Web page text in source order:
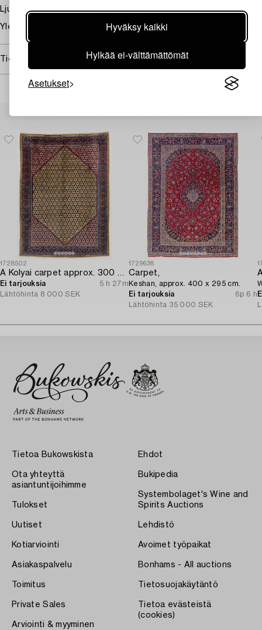
Hyväksy kaikki
Hylkää ei-välttämättömät
Asetukset
Ljus botten med blommigt mönster.
Yleisvaikutelma hyvä.
Tietoa ostamisesta
1728502
A Kolyai carpet approx. 300 x 215 cm.
Ei tarjouksia
5 h 27m
Lähtöhinta 8 000 SEK
1729638
Carpet,
Keshan, approx. 400 x 295 cm.
Ei tarjouksia
6p 6 h
Lähtöhinta 35 000 SEK
Tietoa Bukowskista
Ota yhteyttä
asiantuntijoihimme
Tulokset
Uutiset
Kotiarviointi
Asiakaspalvelu
Toimitus
Private Sales
Arviointi & myyminen
Ehdot
Bukipedia
Systembolaget's Wine and
Spirits Auctions
Lehdistö
Avoimet työpaikat
Bonhams - All auctions
Tietosuojakäytäntö
Tietoa evästeistä
(cookies)